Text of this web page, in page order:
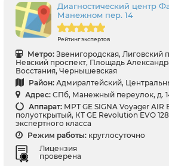
Диагностический центр
Манежном пер. 14
Рейтинг экспертов
Метро: Звенигородская, Лиговский
Невский проспект, Площадь
Восстания, Чернышевская
Район: Адмиралтейский,
Адрес: СПб, Манежный переулок, д.
Аппарат: МРТ GE SIGNA Voyager AIR
полуоткрытый, КТ GE Revolution EVO
экспертного класса
Режим работы: круглосуточно
Лицензия
проверена